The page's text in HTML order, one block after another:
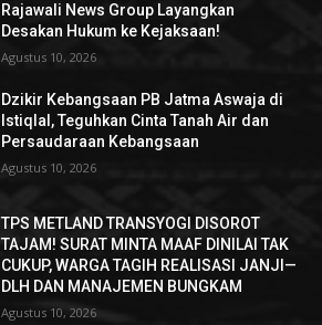
Rajawali News Group Layangkan
Desakan Hukum ke Kejaksaan!
Agustus 10, 2026
Dzikir Kebangsaan PB Jatma Aswaja di
Istiqlal, Teguhkan Cinta Tanah Air dan
Persaudaraan Kebangsaan
Agustus 10, 2026
TPS METLAND TRANSYOGI DISOROT
TAJAM! SURAT MINTA MAAF DINILAI TAK
CUKUP, WARGA TAGIH REALISASI JANJI—
DLH DAN MANAJEMEN BUNGKAM ​
Agustus 10, 2026